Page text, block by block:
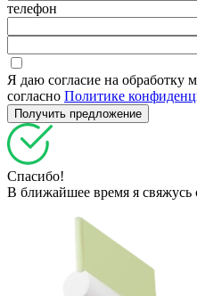
телефон
Я даю согласие на обработку
согласно Политике
Спасибо!
В ближайшее время я свяжусь